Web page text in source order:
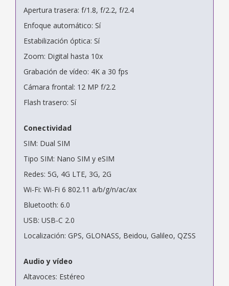
Apertura trasera: f/1.8, f/2.2, f/2.4
Enfoque automático: Sí
Estabilización óptica: Sí
Zoom: Digital hasta 10x
Grabación de vídeo: 4K a 30 fps
Cámara frontal: 12 MP f/2.2
Flash trasero: Sí
Conectividad
SIM: Dual SIM
Tipo SIM: Nano SIM y eSIM
Redes: 5G, 4G LTE, 3G, 2G
Wi-Fi: Wi-Fi 6 802.11 a/b/g/n/ac/ax
Bluetooth: 6.0
USB: USB-C 2.0
Localización: GPS, GLONASS, Beidou, Galileo, QZSS
Audio y vídeo
Altavoces: Estéreo